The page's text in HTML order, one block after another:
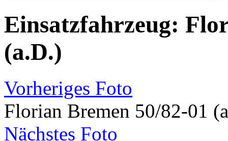
Einsatzfahrzeug:
(a.D.)
Vorheriges Foto
Florian Bremen 50/82-01
Nächstes Foto